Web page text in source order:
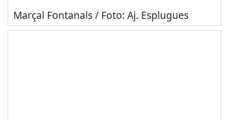
Marçal Fontanals / Foto: Aj. Esplugues